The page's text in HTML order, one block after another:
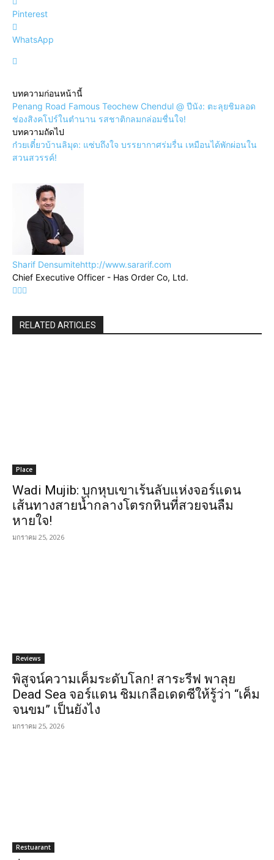
Pinterest
WhatsApp
บทความก่อนหน้านี้
Penang Road Famous Teochew Chendul @ ปีนัง: ตะลุยชิมลอด
ช่องสิงคโปร์ในตำนาน รสชาติกลมกล่อมชื่นใจ!
บทความถัดไป
ก๋วยเตี๋ยวบ้านลิมุด: แซ่บถึงใจ บรรยากาศร่มรื่น เหมือนได้พักผ่อนใน
สวนสวรรค์!
Sharif Densumitehttp://www.sararif.com
Chief Executive Officer - Has Order Co, Ltd.
RELATED ARTICLES
Place
Wadi Mujib: บุกหุบเขาเร้นลับแห่งจอร์แดน
เส้นทางสายน้ำกลางโตรกหินที่สวยจนลืม
หายใจ!
มกราคม 25, 2026
Reviews
พิสูจน์ความเค็มระดับโลก! สาระรีฟ พาลุย
Dead Sea จอร์แดน ชิมเกลือเดดซีให้รู้ว่า “เค็ม
จนขม” เป็นยังไง
มกราคม 25, 2026
Restuarant